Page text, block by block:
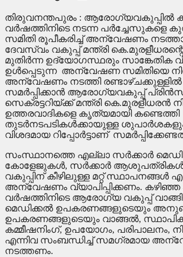
തിരുവനന്തപുരം : ആരോഗ്യവകുപ്പിൽ
വർഷത്തിനിടെ നടന്ന പർച്ചേസുകളെ
സമിതി രൂപീകരിച്ച് അന്വേഷണം
ദേവസ്വം വകുപ്പ് മന്ത്രി കെ.മുരളീധരന്റെ
മുതിർന്ന ഉദ്യോഗസ്ഥരും സാങ്കേതിക
ഉൾപ്പെടുന്ന അന്വേഷണ സമിതിയെ
അന്വേഷണം നടത്തി രണ്ടാഴ്ചക്കുള്ളിൽ
സമർപ്പിക്കാൻ ആരോഗ്യവകുപ്പ്
സെക്രട്ടറിയ്ക്ക് മന്ത്രി കെ.മുരളീധരൻ
ഉത്തരവാദികളെ കൃത്യമായി കണ്ടെത്തി
തുടർനടപടികൾക്കായുള്ള
വിശദമായ റിപ്പോർട്ടാണ്
സംസ്ഥാനത്തെ എല്ലാ സർക്കാർ
കോളേജുകൾ, സർക്കാർ
വകുപ്പിന് കീഴിലുള്ള മറ്റ് സ്ഥാപനങ്ങൾ
അന്വേഷണം വ്യാപിപ്പിക്കണം.
വർഷത്തിനിടെ ആരോഗ്യ വകുപ്പ്
മെഡിക്കൽ ഉപകരണങ്ങളുടെയും
ഉപകരണങ്ങളുടെയും വാങ്ങൽ,
കമ്മീഷനിംഗ്, ഉപയോഗം, പരിപാലനം,
എന്നിവ സംബന്ധിച്ച് സമഗ്രമായ
നടത്തണം.